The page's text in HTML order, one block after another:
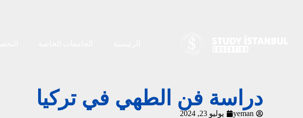
دراسة فن الطهي في تركيا
yeman يوليو 23, 2024